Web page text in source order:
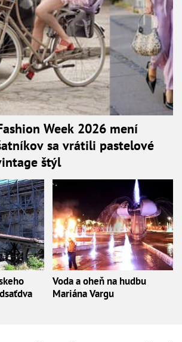
Week 2026 mení
sa vrátili pastelové
štýl
Voda a oheň na hudbu
Mariána Vargu